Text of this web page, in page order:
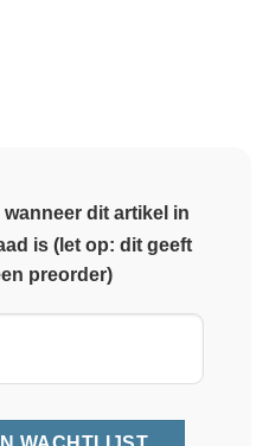
dit artikel in
is (let op: dit geeft
preorder)